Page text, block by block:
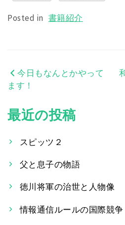
Posted in 書籍紹介
投
ナ
ビ
シ
ョ
今日もなんとかやって
ます！
最近の投稿
スピッツ２
父と息子の物語
徳川将軍の治世と人物像
情報通信ルールの国際競争